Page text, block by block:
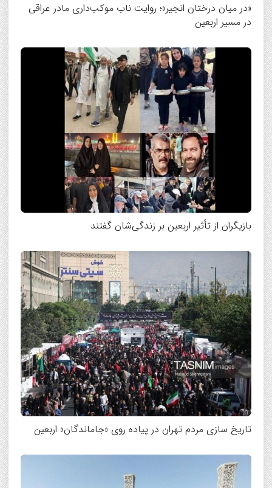
«در میان درختان انجیر»؛ روایت ناب موکب‌داری مادر عراقی
در مسیر اربعین
بازیگران از تأثیر اربعین بر زندگی‌شان گفتند
تاریخ سازی مردم تهران در پیاده روی «جاماندگان» اربعین